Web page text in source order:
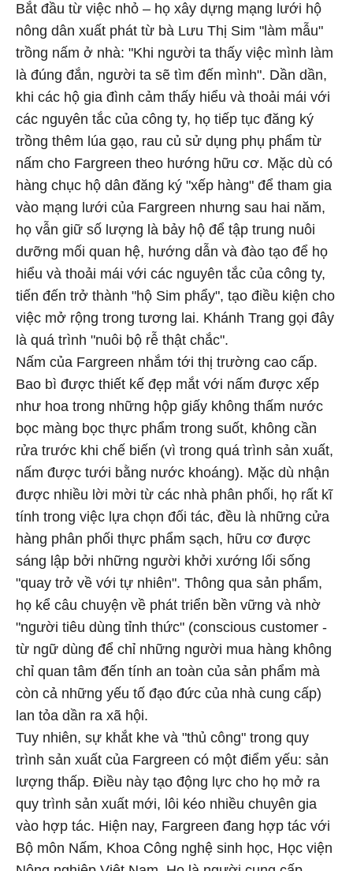
Bắt đầu từ việc nhỏ – họ xây dựng mạng lưới hộ
nông dân xuất phát từ bà Lưu Thị Sim "làm mẫu"
trồng nấm ở nhà: "Khi người ta thấy việc mình làm
là đúng đắn, người ta sẽ tìm đến mình". Dần dần,
khi các hộ gia đình cảm thấy hiểu và thoải mái với
các nguyên tắc của công ty, họ tiếp tục đăng ký
trồng thêm lúa gạo, rau củ sử dụng phụ phẩm từ
nấm cho Fargreen theo hướng hữu cơ. Mặc dù có
hàng chục hộ dân đăng ký "xếp hàng" để tham gia
vào mạng lưới của Fargreen nhưng sau hai năm,
họ vẫn giữ số lượng là bảy hộ để tập trung nuôi
dưỡng mối quan hệ, hướng dẫn và đào tạo để họ
hiểu và thoải mái với các nguyên tắc của công ty,
tiến đến trở thành "hộ Sim phẩy", tạo điều kiện cho
việc mở rộng trong tương lai. Khánh Trang gọi đây
là quá trình "nuôi bộ rễ thật chắc".
Nấm của Fargreen nhắm tới thị trường cao cấp.
Bao bì được thiết kế đẹp mắt với nấm được xếp
như hoa trong những hộp giấy không thấm nước
bọc màng bọc thực phẩm trong suốt, không cần
rửa trước khi chế biến (vì trong quá trình sản xuất,
nấm được tưới bằng nước khoáng). Mặc dù nhận
được nhiều lời mời từ các nhà phân phối, họ rất kĩ
tính trong việc lựa chọn đối tác, đều là những cửa
hàng phân phối thực phẩm sạch, hữu cơ được
sáng lập bởi những người khởi xướng lối sống
"quay trở về với tự nhiên". Thông qua sản phẩm,
họ kể câu chuyện về phát triển bền vững và nhờ
"người tiêu dùng tỉnh thức" (conscious customer -
từ ngữ dùng để chỉ những người mua hàng không
chỉ quan tâm đến tính an toàn của sản phẩm mà
còn cả những yếu tố đạo đức của nhà cung cấp)
lan tỏa dần ra xã hội.
Tuy nhiên, sự khắt khe và "thủ công" trong quy
trình sản xuất của Fargreen có một điểm yếu: sản
lượng thấp. Điều này tạo động lực cho họ mở ra
quy trình sản xuất mới, lôi kéo nhiều chuyên gia
vào hợp tác. Hiện nay, Fargreen đang hợp tác với
Bộ môn Nấm, Khoa Công nghệ sinh học, Học viện